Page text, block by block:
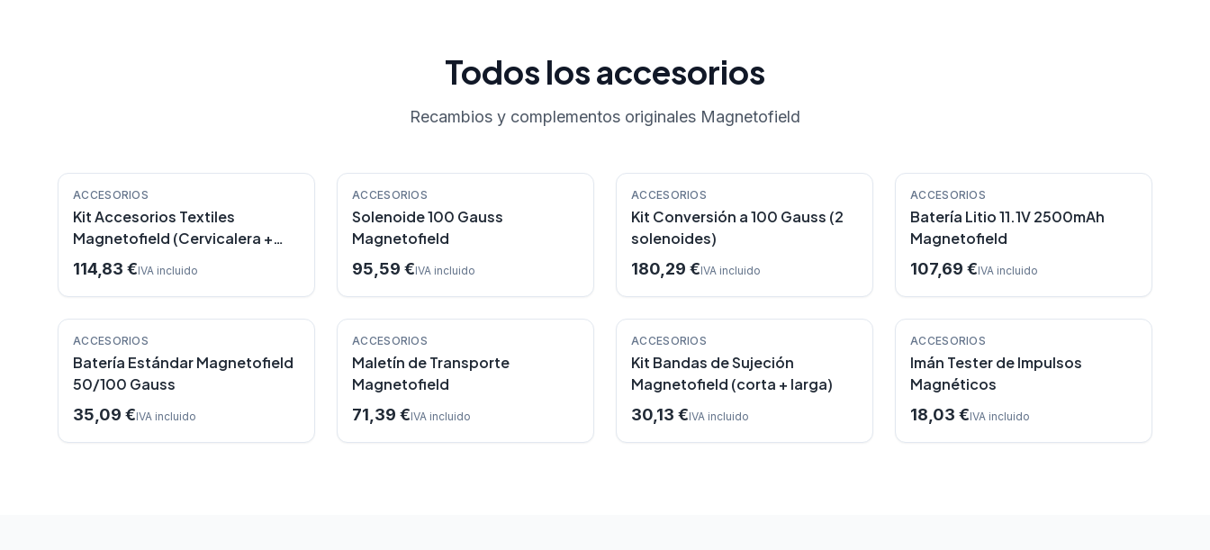
Todos los accesorios
Recambios y complementos originales Magnetofield
Destacado
ACCESORIOS
Kit Accesorios Textiles
Magnetofield (Cervicalera +
Riñonera + Triple Uso)
114,83 €IVA incluido
Destacado
ACCESORIOS
Solenoide 100 Gauss
Magnetofield
95,59 €IVA incluido
Destacado
ACCESORIOS
Kit Conversión a 100 Gauss (2
solenoides)
180,29 €IVA incluido
ACCESORIOS
Batería Litio 11.1V 2500mAh
Magnetofield
107,69 €IVA incluido
ACCESORIOS
Batería Estándar Magnetofield
50/100 Gauss
35,09 €IVA incluido
ACCESORIOS
Maletín de Transporte
Magnetofield
71,39 €IVA incluido
ACCESORIOS
Kit Bandas de Sujeción
Magnetofield (corta + larga)
30,13 €IVA incluido
ACCESORIOS
Imán Tester de Impulsos
Magnéticos
18,03 €IVA incluido